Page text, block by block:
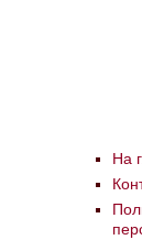
На